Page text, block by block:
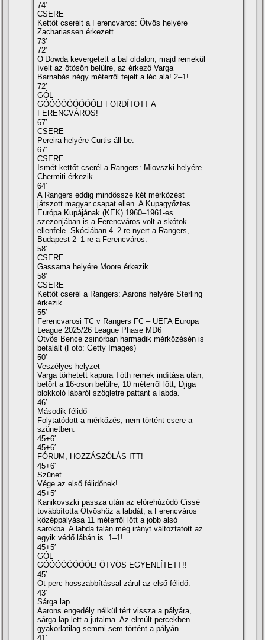
74′
CSERE
Kettőt cserélt a Ferencváros: Ötvös helyére
Zachariassen érkezett.
73′
72′
O’Dowda kevergetett a bal oldalon, majd remekül
ívelt az ötösön belülre, az érkező Varga
Barnabás négy méterről fejelt a léc alá! 2–1!
72′
GÓL
GÓÓÓÓÓÓÓÓÓL! FORDÍTOTT A
FERENCVÁROS!
67′
CSERE
Pereira helyére Curtis áll be.
67′
CSERE
Ismét kettőt cserél a Rangers: Miovszki helyére
Chermiti érkezik.
64′
A Rangers eddig mindössze két mérkőzést
játszott magyar csapat ellen. A Kupagyőztes
Európa Kupájának (KEK) 1960–1961-es
szezonjában is a Ferencváros volt a skótok
ellenfele. Skóciában 4–2-re nyert a Rangers,
Budapest 2–1-re a Ferencváros.
58′
CSERE
Gassama helyére Moore érkezik.
58′
CSERE
Kettőt cserél a Rangers: Aarons helyére Sterling
érkezik.
55′
Ferencvarosi TC v Rangers FC – UEFA Europa
League 2025/26 League Phase MD6
Ötvös Bence zsinórban harmadik mérkőzésén is
betalált (Fotó: Getty Images)
50′
Veszélyes helyzet
Varga törhetett kapura Tóth remek indítása után,
betört a 16-oson belülre, 10 méterről lőtt, Djiga
blokkoló lábáról szögletre pattant a labda.
46′
Második félidő
Folytatódott a mérkőzés, nem történt csere a
szünetben.
45+6′
45+6′
FÓRUM, HOZZÁSZÓLÁS ITT!
45+6′
Szünet
Vége az első félidőnek!
45+5′
Kanikovszki passza után az előrehúzódó Cissé
továbbította Ötvöshöz a labdát, a Ferencváros
középpályása 11 méterről lőtt a jobb alsó
sarokba. A labda talán még irányt változtatott az
egyik védő lábán is. 1–1!
45+5′
GÓL
GÓÓÓÓÓÓÓÓL! ÖTVÖS EGYENLÍTETT!!
45′
Öt perc hosszabbítással zárul az első félidő.
43′
Sárga lap
Aarons engedély nélkül tért vissza a pályára,
sárga lap lett a jutalma. Az elmúlt percekben
gyakorlatilag semmi sem történt a pályán…
41′